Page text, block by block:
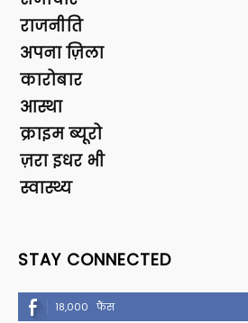
राजनीति
अपना ज़िला
कारोबार
आस्था
क्राइम ब्यूरो
ज़रा इधर भी
स्वास्थ्य
STAY CONNECTED
18,000 फैंस